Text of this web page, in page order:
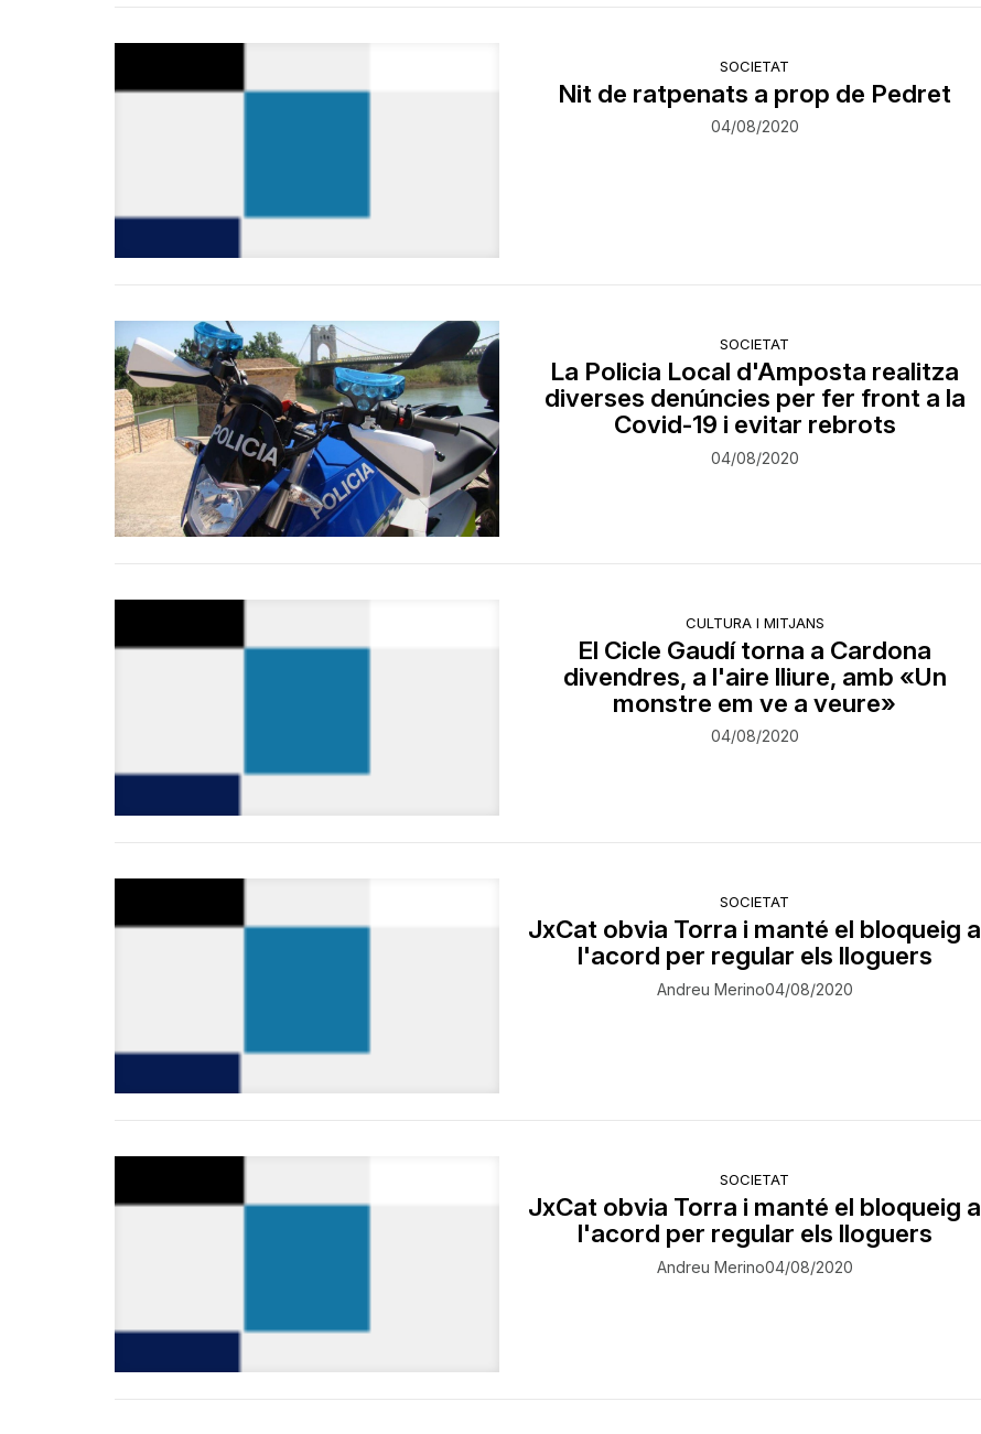
SOCIETAT
Nit de ratpenats a prop de Pedret
04/08/2020
SOCIETAT
La Policia Local d'Amposta realitza
diverses denúncies per fer front a la
Covid-19 i evitar rebrots
04/08/2020
CULTURA I MITJANS
El Cicle Gaudí torna a Cardona
divendres, a l'aire lliure, amb «Un
monstre em ve a veure»
04/08/2020
SOCIETAT
JxCat obvia Torra i manté el bloqueig a
l'acord per regular els lloguers
Andreu Merino04/08/2020
SOCIETAT
JxCat obvia Torra i manté el bloqueig a
l'acord per regular els lloguers
Andreu Merino04/08/2020